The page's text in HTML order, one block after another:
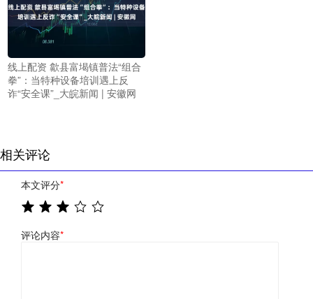
线上配资 歙县富堨镇普法“组合
拳”：当特种设备培训遇上反
诈“安全课”_大皖新闻 | 安徽网
相关评论
本文评分*
评论内容*